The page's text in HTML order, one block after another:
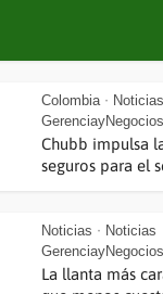
Colombia • Noticias
GerenciayNegocios
Chubb impulsa
seguros para el
Noticias • Noticias
GerenciayNegocios
La llanta más